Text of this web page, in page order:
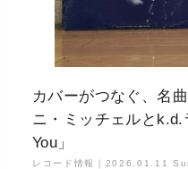
カバーがつなぐ、名
ニ・ミッチェルと
You」
レコード情報｜ 2026.01.11